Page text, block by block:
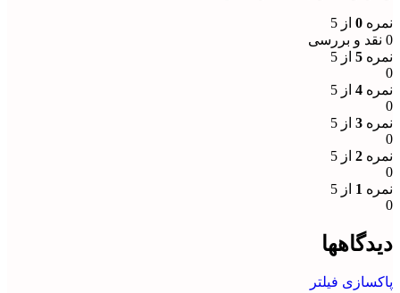
نمره 0 از 5
0 نقد و بررسی
نمره 5 از 5
0
نمره 4 از 5
0
نمره 3 از 5
0
نمره 2 از 5
0
نمره 1 از 5
0
دیدگاهها
پاکسازی فیلتر